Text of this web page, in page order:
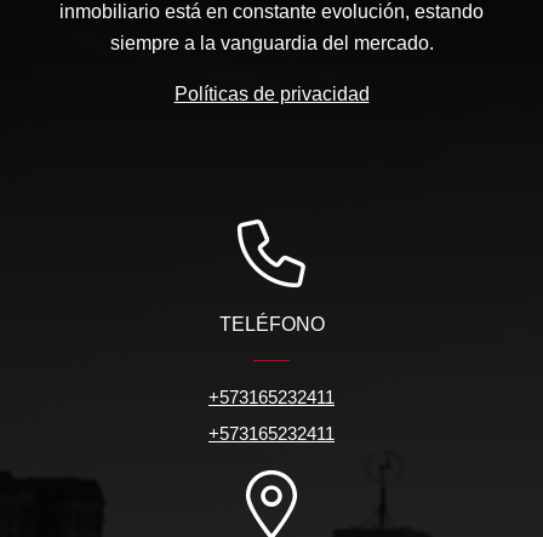
inmobiliario está en constante evolución, estando
siempre a la vanguardia del mercado.
Políticas de privacidad
TELÉFONO
+573165232411
+573165232411